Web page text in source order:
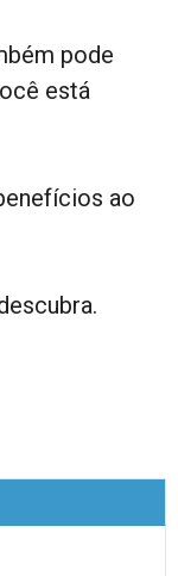
pode
está
ao